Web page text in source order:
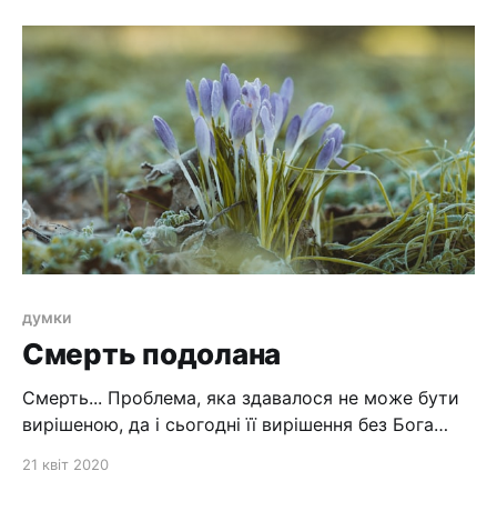
думки
Смерть подолана
Смерть... Проблема, яка здавалося не може бути
вирішеною, да і сьогодні її вирішення без Бога
21 квіт 2020